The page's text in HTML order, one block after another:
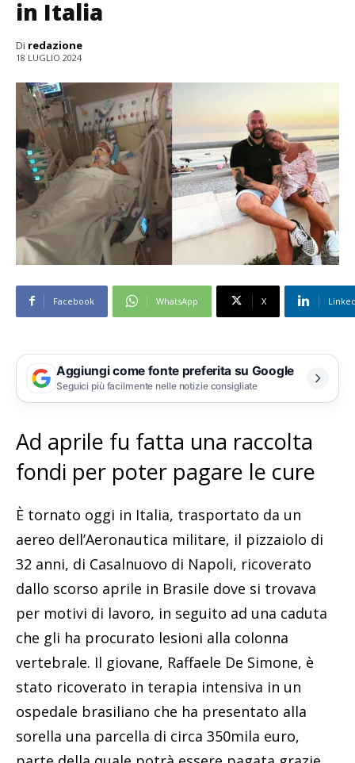
in Italia
Di redazione
18 LUGLIO 2024
Facebook WhatsApp X
Aggiungi come fonte preferita su Google
Seguici più facilmente nelle notizie consigliate
Ad aprile fu fatta una raccolta
fondi per poter pagare le cure
È tornato oggi in Italia, trasportato da un
aereo dell’Aeronautica militare, il pizzaiolo di
32 anni, di Casalnuovo di Napoli, ricoverato
dallo scorso aprile in Brasile dove si trovava
per motivi di lavoro, in seguito ad una caduta
che gli ha procurato lesioni alla colonna
vertebrale. Il giovane, Raffaele De Simone, è
stato ricoverato in terapia intensiva in un
ospedale brasiliano che ha presentato alla
sorella una parcella di circa 350mila euro,